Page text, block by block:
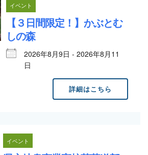
イベント
【３日間限定！】かぶとむ
しの森
2026年8月9日 - 2026年8月11
日
詳細はこちら
イベント